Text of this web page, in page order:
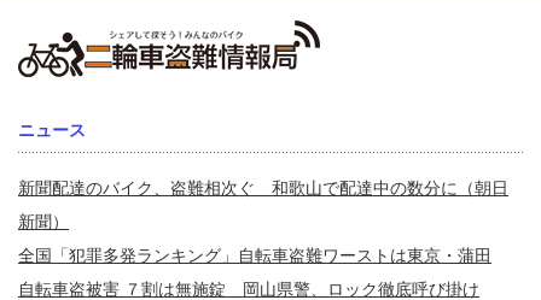
ニュース
新聞配達のバイク、盗難相次ぐ 和歌山で配達中の数分に（朝日
新聞）
全国「犯罪多発ランキング」自転車盗難ワーストは東京・蒲田
自転車盗被害 ７割は無施錠 岡山県警、ロック徹底呼び掛け